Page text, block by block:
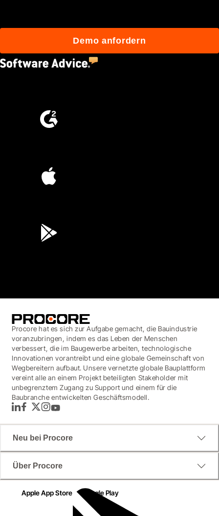
Demo anfordern
Procore hat es sich zur Aufgabe gemacht, die Bauindustrie
voranzubringen, indem es das Leben der Menschen
verbessert, die im Baugewerbe arbeiten, technologische
Innovationen vorantreibt und eine globale Gemeinschaft von
Wegbereitern aufbaut. Unsere vernetzte globale Bauplattform
vereint alle an einem Projekt beteiligten Stakeholder mit
unbegrenztem Zugang zu Support und einem für die
Baubranche entwickelten Geschäftsmodell.
LinkedInFacebook
TwitterInstagram
YouTube
Neu bei Procore
Über Procore
Apple App Store Google Play